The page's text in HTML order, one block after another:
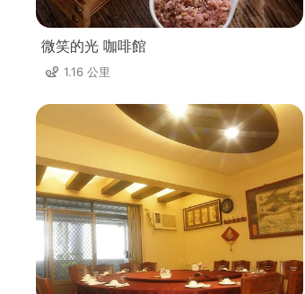
微笑的光 咖啡館
1.16 公里